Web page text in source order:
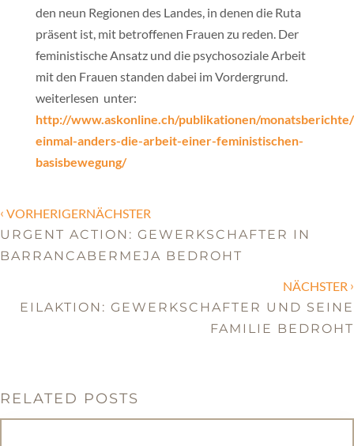
den neun Regionen des Landes, in denen die Ruta
präsent ist, mit betroffenen Frauen zu reden. Der
feministische Ansatz und die psychosoziale Arbeit
mit den Frauen standen dabei im Vordergrund.
weiterlesen unter:
http://www.askonline.ch/publikationen/
einmal-anders-die-arbeit-einer-feministischen-
basisbewegung/
‹ VORHERIGERNÄCHSTER
URGENT ACTION: GEWERKSCHAFTER IN
BARRANCABERMEJA BEDROHT
NÄCHSTER ›
EILAKTION: GEWERKSCHAFTER UND SEINE
FAMILIE BEDROHT
RELATED POSTS